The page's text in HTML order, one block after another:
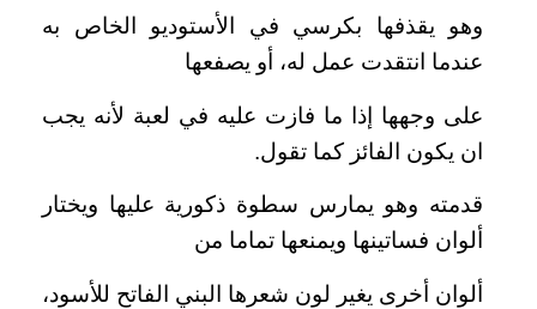
وهو يقذفها بكرسي في الأستوديو الخاص به
عندما انتقدت عمل له، أو يصفعها
على وجهها إذا ما فازت عليه في لعبة لأنه يجب
ان يكون الفائز كما تقول.
قدمته وهو يمارس سطوة ذكورية عليها ويختار
ألوان فساتينها ويمنعها تماما من
ألوان أخرى يغير لون شعرها البني الفاتح للأسود،